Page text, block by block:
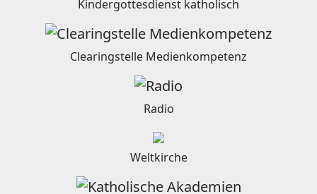
Kindergottesdienst katholisch
Clearingstelle Medienkompetenz
Radio
Weltkirche